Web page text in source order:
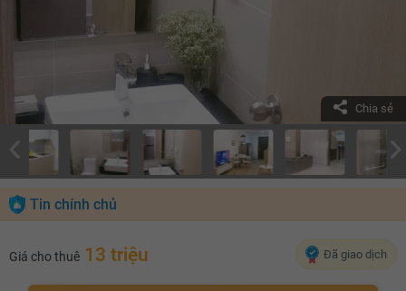
Chia sẻ
Tin chính chủ
Giá cho thuê 13 triệu Đã giao dịch